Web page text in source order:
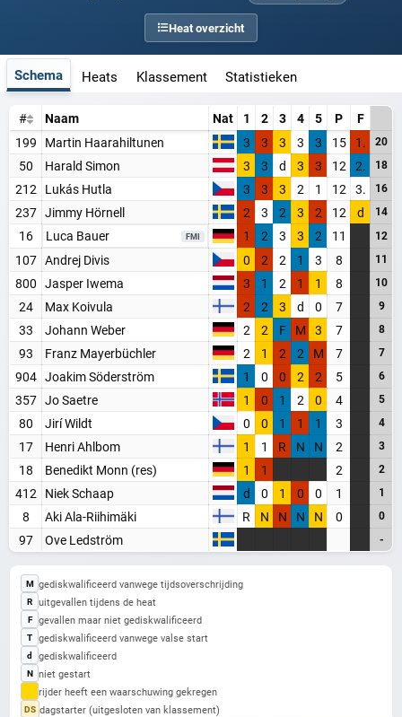
Heat overzicht
Schema Heats Klassement Statistieken
# Naam Nat 1 2 3 4 5 P
F
199 Martin Haarahiltunen 3 3 3 3 3 15 1. 20
50 Harald Simon 3 3 d 3 3 12 2. 18
212 Lukás Hutla 3 3 3 2 1 12 3. 16
237 Jimmy Hörnell 2 3 2 3 2 12 d 14
16 Luca Bauer FMI 1 2 3 3 2 11 12
107 Andrej Divis 0 2 2 1 3 8 11
800 Jasper Iwema 3 1 2 1 1 8 10
24 Max Koivula 2 2 3 d 0 7 9
33 Johann Weber 2 2 F M 3 7 8
93 Franz Mayerbüchler 2 1 2 2 M 7 7
904 Joakim Söderström 1 0 0 2 2 5 6
357 Jo Saetre 1 0 1 2 0 4 5
80 Jirí Wildt 0 0 1 1 1 3 4
17 Henri Ahlbom 1 1 R N N 2 3
18 Benedikt Monn (res) 1 1 2 2
412 Niek Schaap d 0 1 0 0 1 1
8 Aki Ala-Riihimäki R N N N N 0 0
97 Ove Ledström -
M gediskwalificeerd vanwege tijdsoverschrijding
R uitgevallen tijdens de heat
F gevallen maar niet gediskwalificeerd
T gediskwalificeerd vanwege valse start
d gediskwalificeerd
N niet gestart
rijder heeft een waarschuwing gekregen
DS dagstarter (uitgesloten van klassement)